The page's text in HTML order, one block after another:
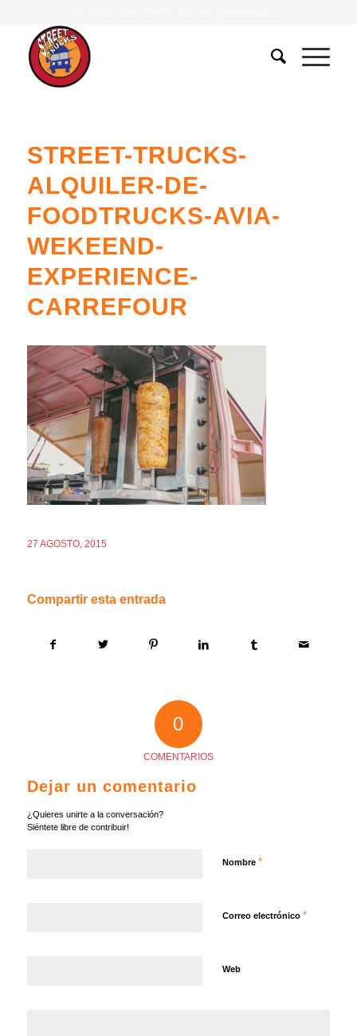
STREET-TRUCKS-
ALQUILER-DE-
FOODTRUCKS-AVIA-
WEKEEND-
EXPERIENCE-
CARREFOUR
27 AGOSTO, 2015
Compartir esta entrada
0
COMENTARIOS
Dejar un comentario
¿Quieres unirte a la conversación?
Siéntete libre de contribuir!
Nombre *
Correo electrónico *
Web